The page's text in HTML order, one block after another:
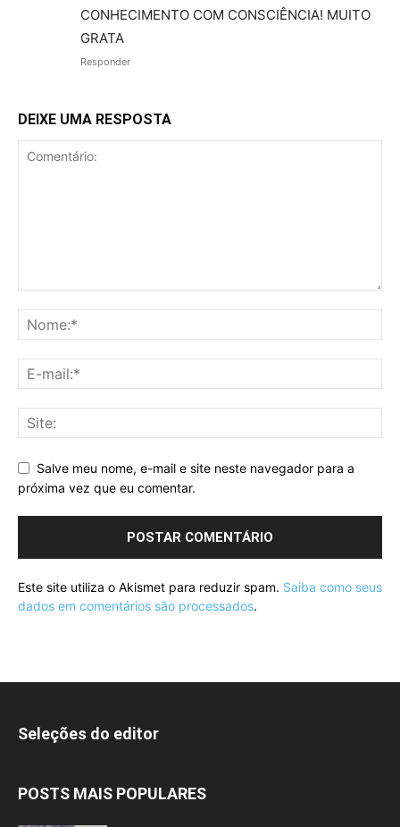
CONHECIMENTO COM CONSCIÊNCIA! MUITO
GRATA
Responder
DEIXE UMA RESPOSTA
Salve meu nome, e-mail e site neste navegador para a
próxima vez que eu comentar.
Este site utiliza o Akismet para reduzir spam. Saiba como seus
dados em comentários são processados.
Seleções do editor
POSTS MAIS POPULARES